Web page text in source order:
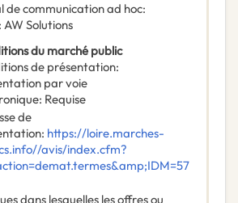
de communication ad hoc:
: AW Solutions
du marché public
de présentation:
par voie
: Requise
de
: https://loire.marches-
avis/index.cfm?
dans lesquelles les offres ou